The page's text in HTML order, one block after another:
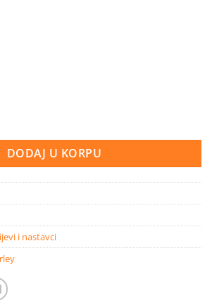
DN 75 500 mm količina
DODAJ U KORPU
i nastavci